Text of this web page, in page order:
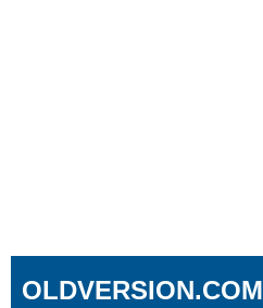
OLDVERSION.COM